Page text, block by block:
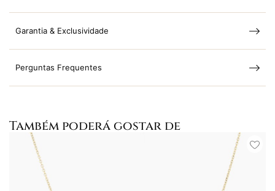
Garantia & Exclusividade
Perguntas Frequentes
Também poderá gostar de